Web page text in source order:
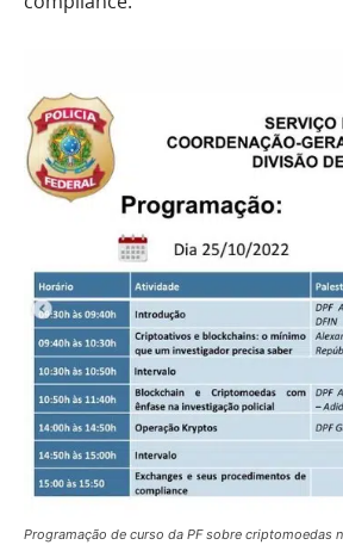
Programação de curso da PF sobre criptomoedas